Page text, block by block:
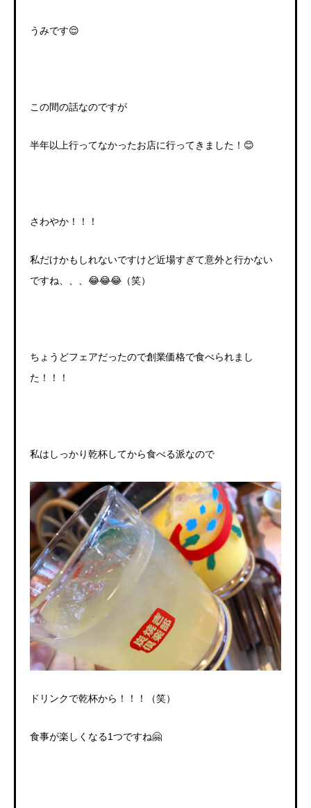
うみです😌
この間の話なのですが
半年以上行ってなかったお店に行ってきました！😊
さわやか！！！
私だけかもしれないですけど近場すぎて意外と行かない
ですね、、、😂😂😂（笑）
ちょうどフェアだったので創業価格で食べられまし
た！！！
私はしっかり乾杯してから食べる派なので
ドリンクで乾杯から！！！（笑）
食事が楽しくなる1つですね🤗